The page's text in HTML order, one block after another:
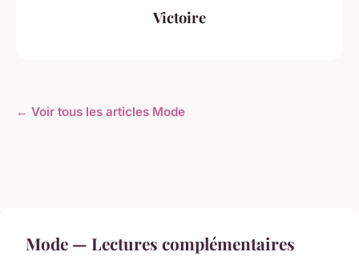
Victoire
← Voir tous les articles Mode
Mode — Lectures complémentaires